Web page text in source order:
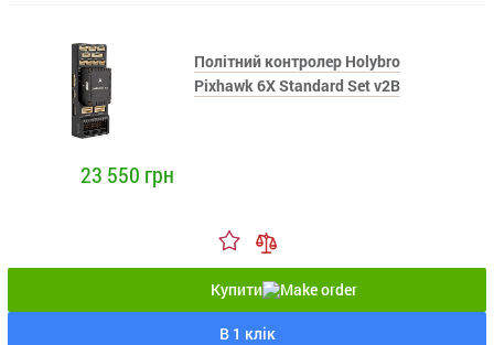
Політний контролер Holybro
Pixhawk 6X Standard Set v2B
23 550 грн
Купити
В 1 клік